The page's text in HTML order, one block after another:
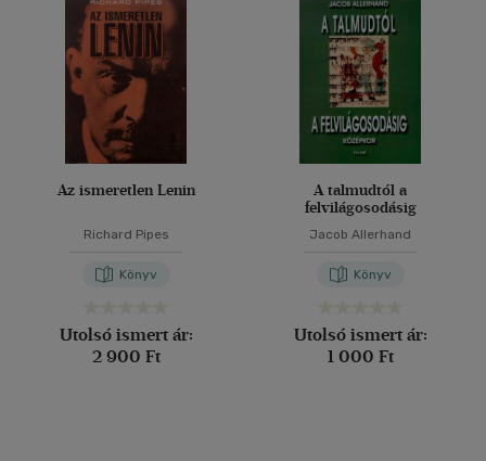
Az ismeretlen Lenin
Richard Pipes
Könyv
Utolsó ismert ár:
2 900 Ft
A talmudtól a
felvilágosodásig
Jacob Allerhand
Könyv
Utolsó ismert ár:
1 000 Ft